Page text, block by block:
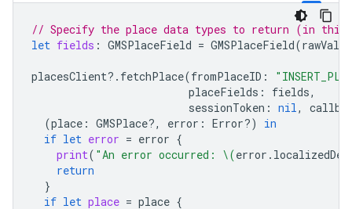
// Specify the place data types to return (in this
let fields : GMSPlaceField = GMSPlaceField(rawValue
placesClient?. fetchPlace(fromPlaceID :
placeFields : fields,
sessionToken : nil,
(place : GMSPlace?, error : Error?)
in
if let error = error {
print( "An error occurred: \(error .
return
}
if let place = place {